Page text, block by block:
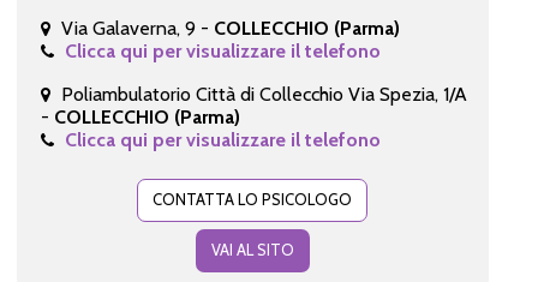
Via Galaverna, 9 - COLLECCHIO (Parma)
Clicca qui per visualizzare il telefono
Poliambulatorio Città di Collecchio Via Spezia, 1/A
- COLLECCHIO (Parma)
Clicca qui per visualizzare il telefono
CONTATTA LO PSICOLOGO
VAI AL SITO